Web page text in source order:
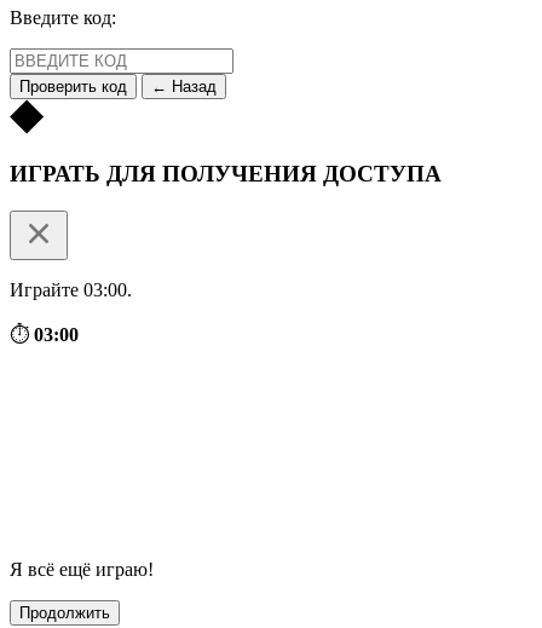
Введите код:
Проверить код ← Назад
ИГРАТЬ ДЛЯ ПОЛУЧЕНИЯ ДОСТУПА
Играйте 03:00.
⏱ 03:00
Я всё ещё играю!
Продолжить